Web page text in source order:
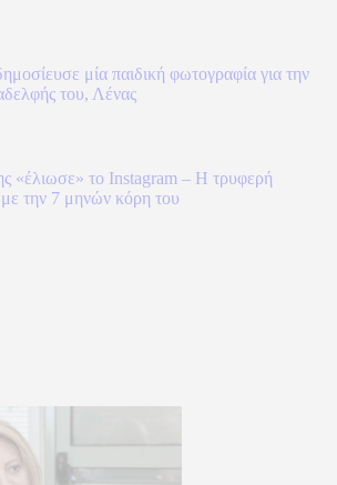
μία παιδική φωτογραφία για την
του, Λένας
«έλιωσε» το Instagram – Η τρυφερή
την 7 μηνών κόρη του